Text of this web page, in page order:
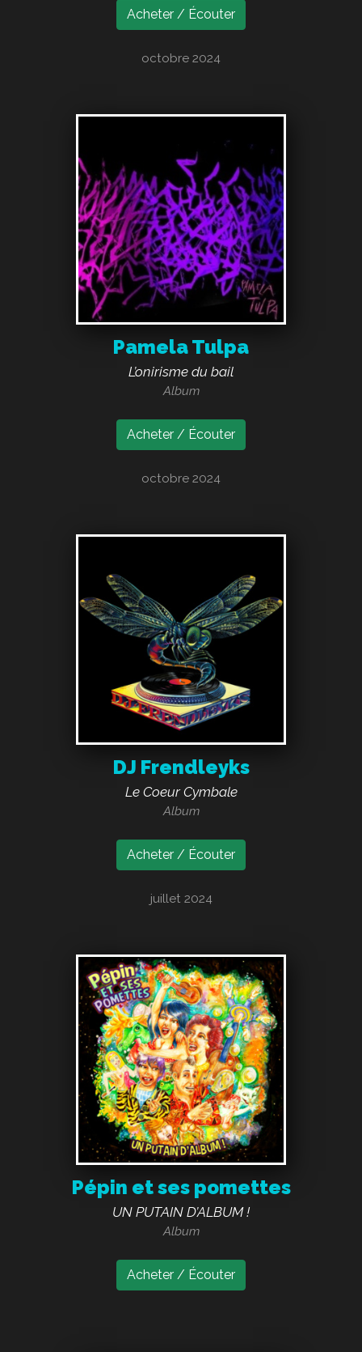
Acheter / Écouter
octobre 2024
Pamela Tulpa
L’onirisme du bail
Album
Acheter / Écouter
octobre 2024
DJ Frendleyks
Le Coeur Cymbale
Album
Acheter / Écouter
juillet 2024
Pépin et ses pomettes
UN PUTAIN D’ALBUM !
Album
Acheter / Écouter